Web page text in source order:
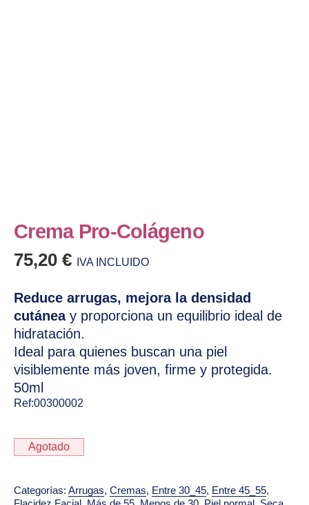
Crema Pro-Colágeno​
75,20 € IVA INCLUIDO
Reduce arrugas, mejora la densidad
cutáneay proporciona un equilibrio ideal de
hidratación.
Ideal para quienes buscan una piel
visiblemente más joven, firme y protegida.
50ml
Ref:00300002
Agotado
Categorías: Arrugas, Cremas, Entre 30_45, Entre 45_55,